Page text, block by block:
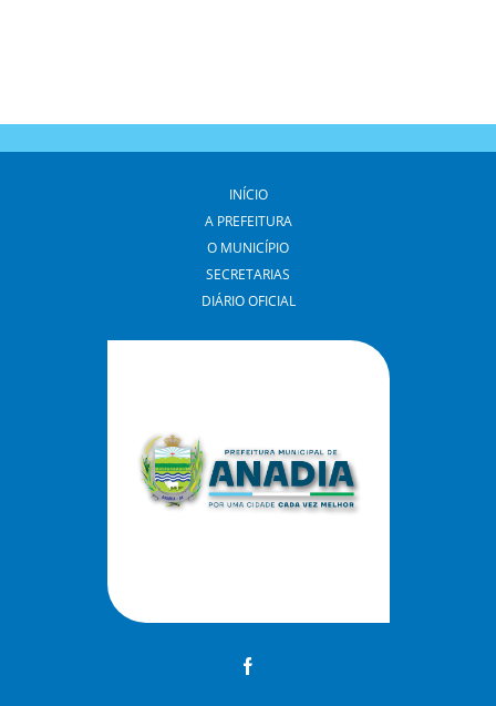
INÍCIO
A PREFEITURA
O MUNICÍPIO
SECRETARIAS
DIÁRIO OFICIAL